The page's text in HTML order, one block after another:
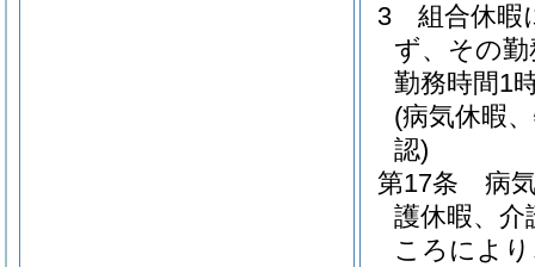
3
組合休暇
ず、その
勤務時間1
(病気休暇
認)
第17条
病
護休暇、
ころによ